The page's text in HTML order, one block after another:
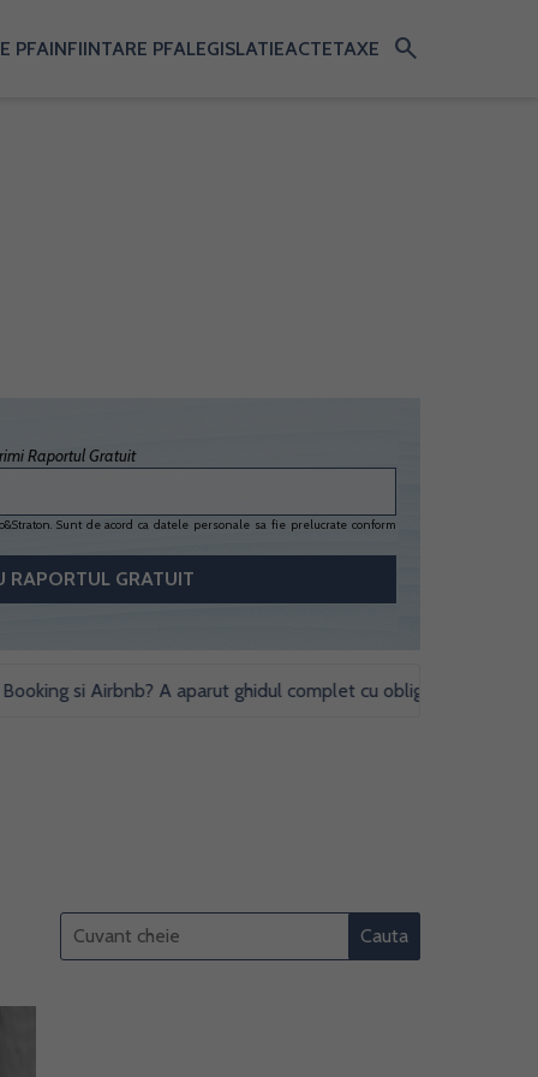
PFAINFIINTARE PFALEGISLATIEACTETAXE search
Raportul Gratuit
Sunt de acord ca datele personale sa fie prelucrate conform
si Airbnb? A aparut ghidul complet cu obligatii fiscale si studii